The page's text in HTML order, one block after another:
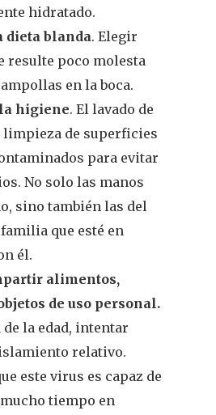
hidratado.
dieta blanda. Elegir
resulte poco molesta
en la boca.
higiene. El lavado de
limpieza de superficies
para evitar
No solo las manos
sino también las del
que esté en
él.
alimentos,
de uso personal.
la edad, intentar
relativo.
este virus es capaz de
tiempo en
Actualidad
¿Sabías
Infantil
I Jornada Gallega De
Problemas
Salud
Nutrición
Fitoterapia
La Voz De
Pacientes
Suscribirme